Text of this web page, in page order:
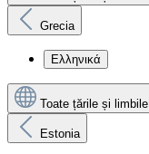
Grecia
Ελληνικά
Toate țările și limbile
Estonia